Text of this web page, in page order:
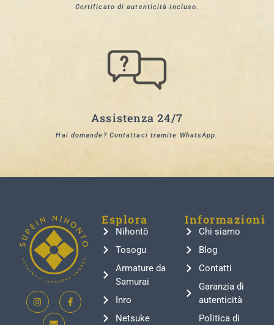
Certificato di autenticità incluso.
Assistenza 24/7
Hai domande? Contattaci tramite WhatsApp.
Esplora
Nihontō
Tosogu
Armature da
Samurai
Inro
Netsuke
Informazioni
Chi siamo
Blog
Contatti
Garanzia di
autenticità
Politica di